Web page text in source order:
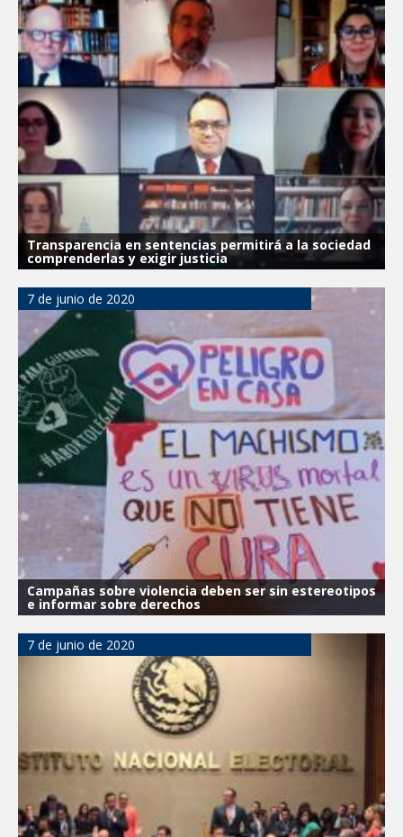
Transparencia en sentencias permitirá a la sociedad
comprenderlas y exigir justicia
7 de junio de 2020
Campañas sobre violencia deben ser sin estereotipos
e informar sobre derechos
7 de junio de 2020